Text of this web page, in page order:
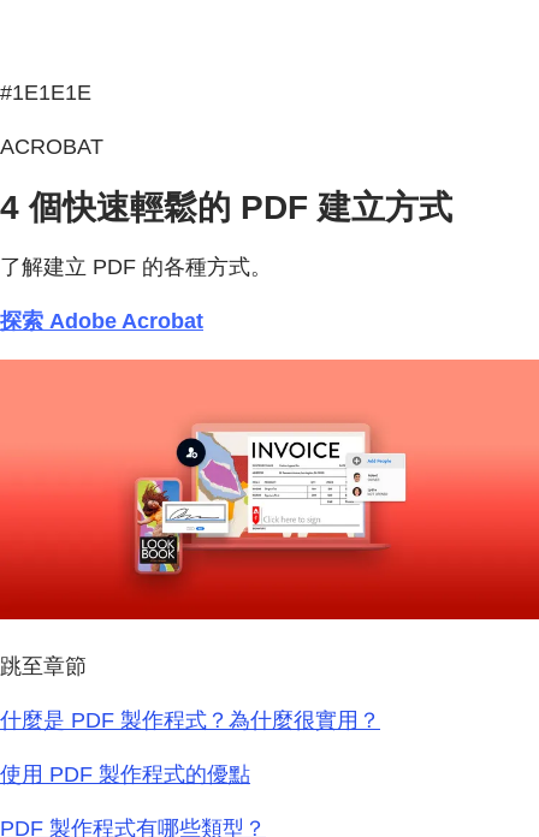
#1E1E1E
ACROBAT
4 個快速輕鬆的 PDF 建立方式
了解建立 PDF 的各種方式。
探索 Adobe Acrobat
跳至章節
什麼是 PDF 製作程式？為什麼很實用？
使用 PDF 製作程式的優點
PDF 製作程式有哪些類型？